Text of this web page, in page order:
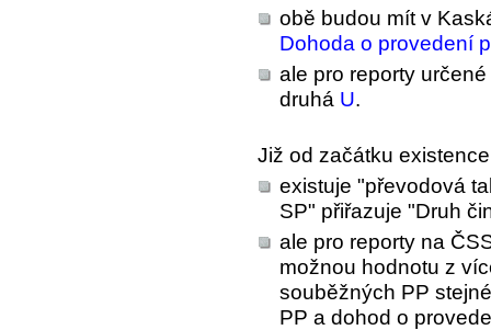
obě budou mít v
Dohoda o provedení
ale pro reporty
druhá U.
Již od začátku
existuje "převodová
SP" přiřazuje "Druh
ale pro reporty na
možnou hodnotu z
souběžných PP
PP a dohod o